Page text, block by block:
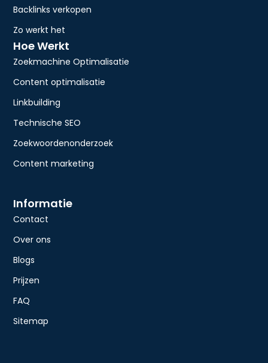
Backlinks verkopen
Zo werkt het
Hoe Werkt
Zoekmachine Optimalisatie
Content optimalisatie
Linkbuilding
Technische SEO
Zoekwoordenonderzoek
Content marketing
Informatie
Contact
Over ons
Blogs
Prijzen
FAQ
Sitemap